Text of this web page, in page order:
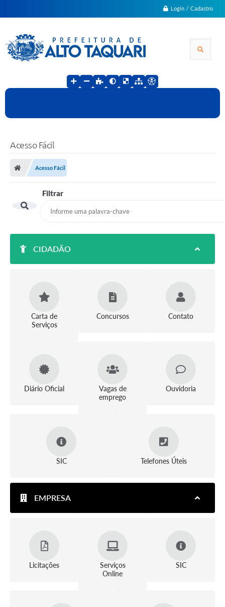
Login / Cadastro
Acesso Fácil
Acesso Fácil
Filtrar
CIDADÃO
Carta de
Serviços
Concursos Contato
Diário Oficial
Vagas de
emprego
Ouvidoria
SIC Telefones Úteis
EMPRESA
Licitações
Serviços
Online
SIC